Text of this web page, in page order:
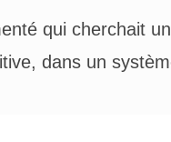
qui cherchait
dans un